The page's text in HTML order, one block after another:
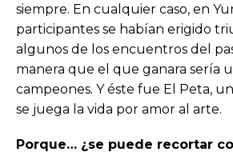
siempre. En cualquier caso, en
participantes se habían erigido
algunos de los encuentros del
manera que el que ganara sería
campeones. Y éste fue El Peta,
se juega la vida por amor al arte.
Porque… ¿se puede recortar